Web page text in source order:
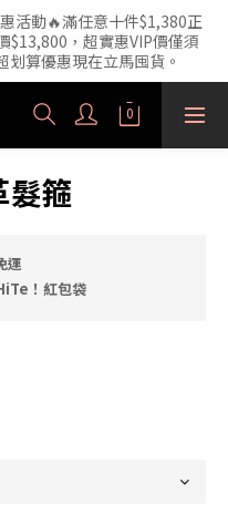
3年研發・人體實驗證實，每
）高效直達肌底
活動🔥滿任意十件$1,380正
$13,800，超實惠VIP價僅須
算優惠現在立馬囤貨。
】 重磅上市! 【長效保
年研發・人體實驗證實，每
）高效直達肌底
髮箍
運
！紅包袋